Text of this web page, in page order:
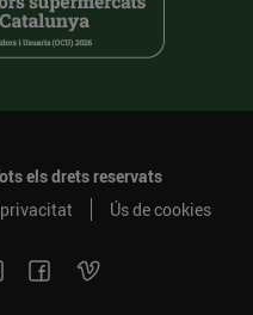
els drets reservats
Ús de cookies